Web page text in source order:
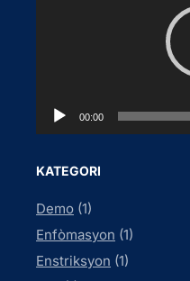
y
r
00:00
KATEGORI
Demo (1)
Enfòmasyon (1)
Enstriksyon (1)